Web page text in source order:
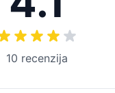
10 recenzija